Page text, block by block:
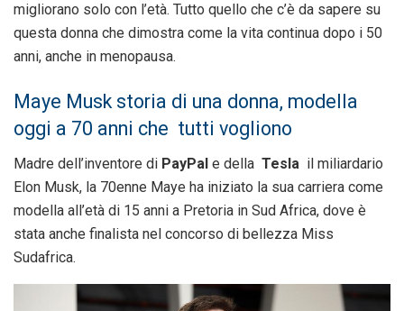
migliorano solo con l’età. Tutto quello che c’è da sapere su
questa donna che dimostra come la vita continua dopo i 50
anni, anche in menopausa.
Maye Musk storia di una donna, modella
oggi a 70 anni che tutti vogliono
Madre dell’inventore di PayPal e della Tesla il miliardario
Elon Musk, la 70enne Maye ha iniziato la sua carriera come
modella all’età di 15 anni a Pretoria in Sud Africa, dove è
stata anche finalista nel concorso di bellezza Miss
Sudafrica.